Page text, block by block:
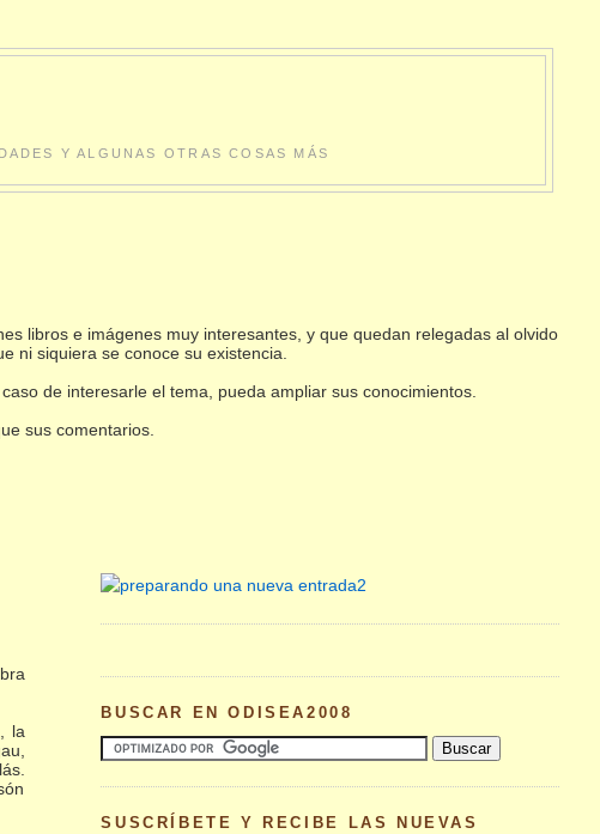
Y ALGUNAS OTRAS COSAS MÁS
libros e imágenes muy interesantes, y que quedan relegadas al olvido
ni siquiera se conoce su existencia.
de interesarle el tema, pueda ampliar sus conocimientos.
sus comentarios.
la
BUSCAR EN ODISEA2008
SUSCRÍBETE Y RECIBE LAS NUEVAS